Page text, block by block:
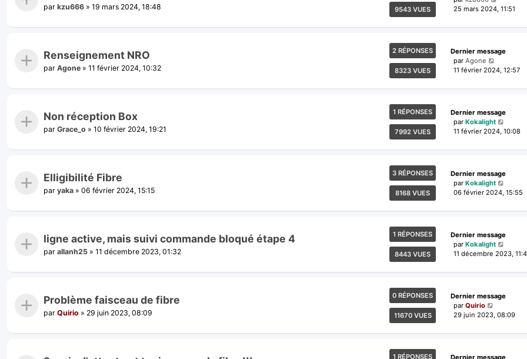
par kzu666 » 19 mars 2024, 18:48 9543 VUES
25 mars 2024, 11:51
Renseignement NRO
par Agone » 11 février 2024, 10:32
2 RÉPONSES
8323 VUES
Dernier message
par Agone
11 février 2024, 12:57
Non réception Box
par Grace_o » 10 février 2024, 19:21
1 RÉPONSES
7992 VUES
Dernier message
par Kokalight
11 février 2024, 10:08
Elligibilité Fibre
par yaka » 06 février 2024, 15:15
3 RÉPONSES
8168 VUES
Dernier message
par Kokalight
06 février 2024, 15:55
ligne active, mais suivi commande bloqué étape 4
par allanh25 » 11 décembre 2023, 01:32
1 RÉPONSES
8443 VUES
Dernier message
par Kokalight
11 décembre 2023,
Problème faisceau de fibre
par Quirio » 29 juin 2023, 08:09
0 RÉPONSES
11670 VUES
Dernier message
par Quirio
29 juin 2023, 08:09
1 RÉPONSES